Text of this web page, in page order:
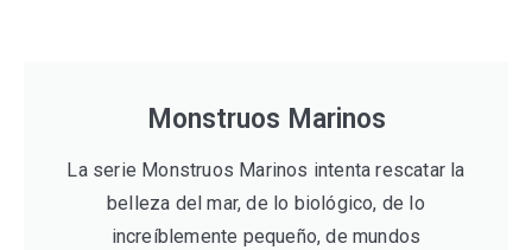
Monstruos Marinos
La serie Monstruos Marinos intenta rescatar la
belleza del mar, de lo biológico, de lo
increíblemente pequeño, de mundos